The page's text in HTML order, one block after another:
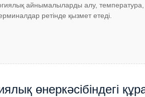
айнымалыларды алу, температура,
ретінде қызмет етеді.
өнеркәсібіндегі